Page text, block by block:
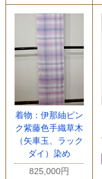
着物：伊那紬ピン
ク紫藤色手織草木
（矢車玉、ラック
ダイ）染め
825,000円